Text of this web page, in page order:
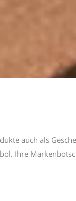
auch als
Ihre